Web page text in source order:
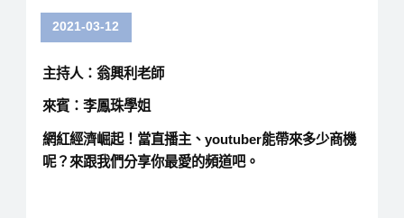
2021-03-12
主持人：翁興利老師
來賓：李鳳珠學姐
網紅經濟崛起！當直播主、youtuber能帶來多少商機
呢？來跟我們分享你最愛的頻道吧。